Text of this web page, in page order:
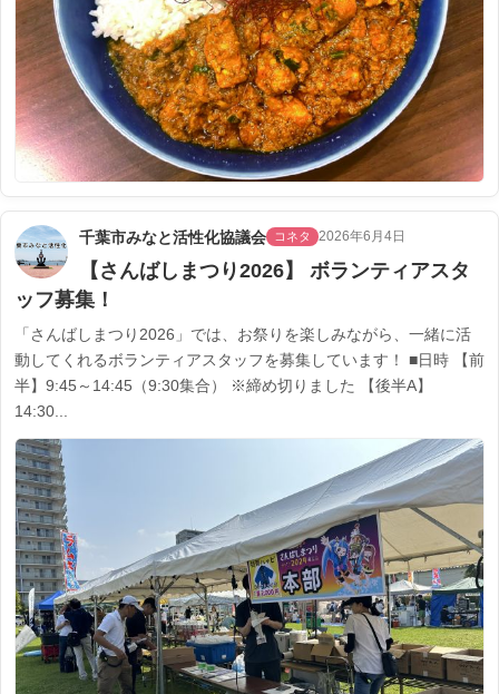
千葉市みなと活性化協議会 コネタ 2026年6月4日
【さんばしまつり2026】 ボランティアスタ
ッフ募集！
「さんばしまつり2026」では、お祭りを楽しみながら、一緒に活
動してくれるボランティアスタッフを募集しています！ ■日時 【前
半】9:45～14:45（9:30集合） ※締め切りました 【後半A】
14:30...